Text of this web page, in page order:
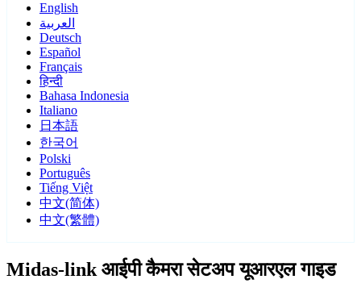
English
العربية
Deutsch
Español
Français
हिन्दी
Bahasa Indonesia
Italiano
日本語
한국어
Polski
Português
Tiếng Việt
中文(简体)
中文(繁體)
Midas-link आईपी कैमरा सेटअप यूआरएल गाइड